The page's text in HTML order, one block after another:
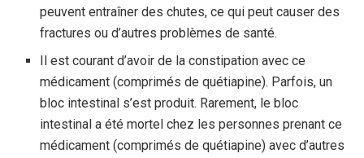
peuvent entraîner des chutes, ce qui peut causer des
fractures ou d’autres problèmes de santé.
Il est courant d’avoir de la constipation avec ce
médicament (comprimés de quétiapine). Parfois, un
bloc intestinal s’est produit. Rarement, le bloc
intestinal a été mortel chez les personnes prenant ce
médicament (comprimés de quétiapine) avec d’autres